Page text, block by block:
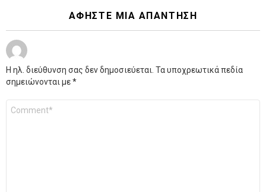
ΑΦΉΣΤΕ ΜΙΑ ΑΠΆΝΤΗΣΗ
Η ηλ. διεύθυνση σας δεν δημοσιεύεται. Τα υποχρεωτικά πεδία
σημειώνονται με*